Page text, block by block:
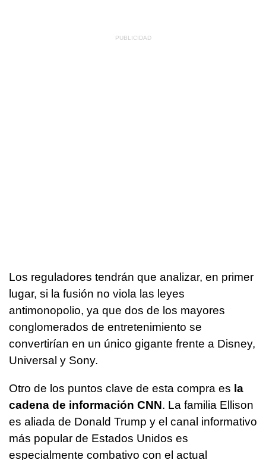
Los reguladores tendrán que analizar, en primer
lugar, si la fusión no viola las leyes
antimonopolio, ya que dos de los mayores
conglomerados de entretenimiento se
convertirían en un único gigante frente a Disney,
Universal y Sony.
Otro de los puntos clave de esta compra es la
cadena de información CNN. La familia Ellison
es aliada de Donald Trump y el canal informativo
más popular de Estados Unidos es
especialmente combativo con el actual